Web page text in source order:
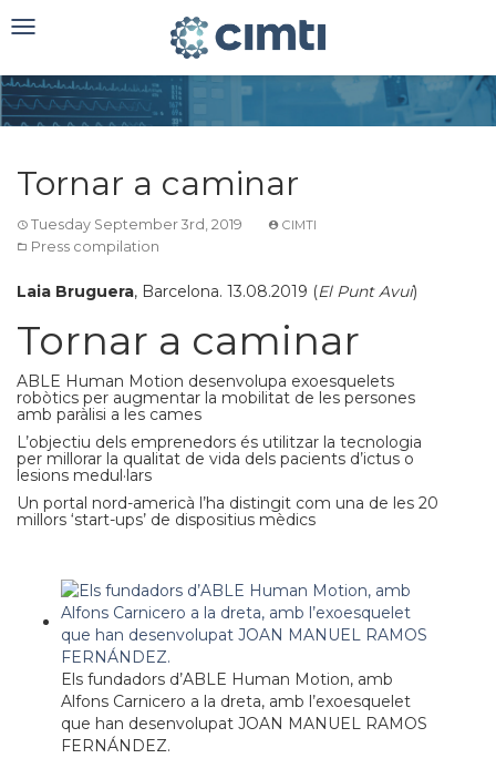
Toggle
Tornar a caminar
Tuesday September 3rd, 2019 CIMTI
Press compilation
Laia Bruguera, Barcelona. 13.08.2019 (El Punt Avui)
Tornar a caminar
ABLE Human Motion desenvolupa exoesquelets
robòtics per augmentar la mobilitat de les persones
amb paràlisi a les cames
L’objectiu dels emprenedors és utilitzar la tecnologia
per millorar la qualitat de vida dels pacients d’ictus o
lesions medul·lars
Un portal nord-americà l’ha distingit com una de les 20
millors ‘start-ups’ de dispositius mèdics
Els fundadors d’ABLE Human Motion, amb
Alfons Carnicero a la dreta, amb l’exoesquelet
que han desenvolupat JOAN MANUEL RAMOS
FERNÁNDEZ.